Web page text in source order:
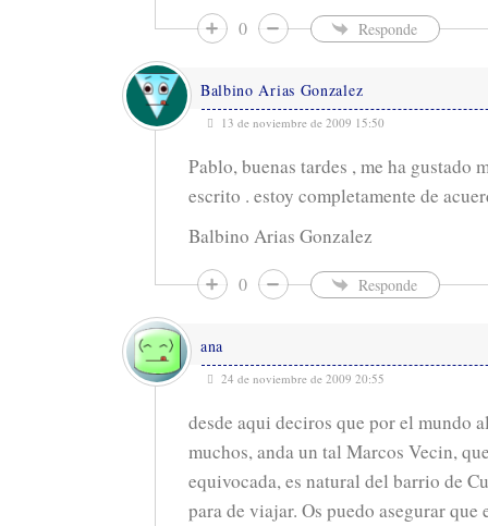
0 Responde
Balbino Arias Gonzalez
13 de noviembre de 2009 15:50
Pablo, buenas tardes , me ha gustado
escrito . estoy completamente de
Balbino Arias Gonzalez
0 Responde
ana
24 de noviembre de 2009 20:55
desde aqui deciros que por el mundo
muchos, anda un tal Marcos Vecin,
equivocada, es natural del barrio de
para de viajar. Os puedo asegurar que